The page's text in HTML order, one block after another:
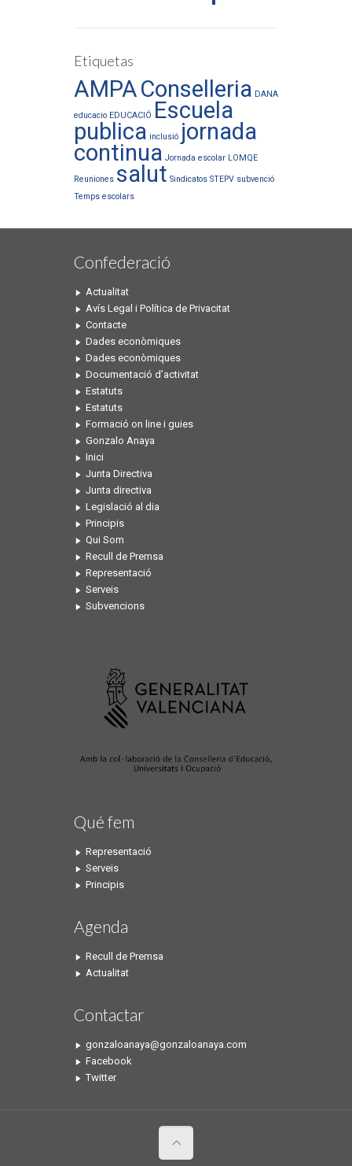
Etiquetas
AMPAConselleria DANA
educacio EDUCACIÓ Escuela
publica inclusió jornada
continua Jornada escolar LOMQE
Reuniones salut Sindicatos STEPV subvenció
Temps escolars
Confederació
Actualitat
Avís Legal i Política de Privacitat
Contacte
Dades econòmiques
Dades econòmiques
Documentació d’activitat
Estatuts
Estatuts
Formació on line i guies
Gonzalo Anaya
Inici
Junta Directiva
Junta directiva
Legislació al dia
Principis
Qui Som
Recull de Premsa
Representació
Serveis
Subvencions
Qué fem
Representació
Serveis
Principis
Agenda
Recull de Premsa
Actualitat
Contactar
gonzaloanaya@gonzaloanaya.com
Facebook
Twitter